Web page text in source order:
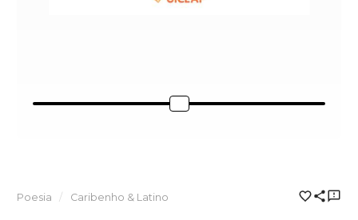
Poesia Caribenho & Latino